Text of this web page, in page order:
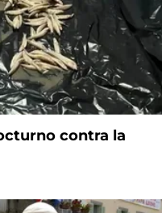
contra la